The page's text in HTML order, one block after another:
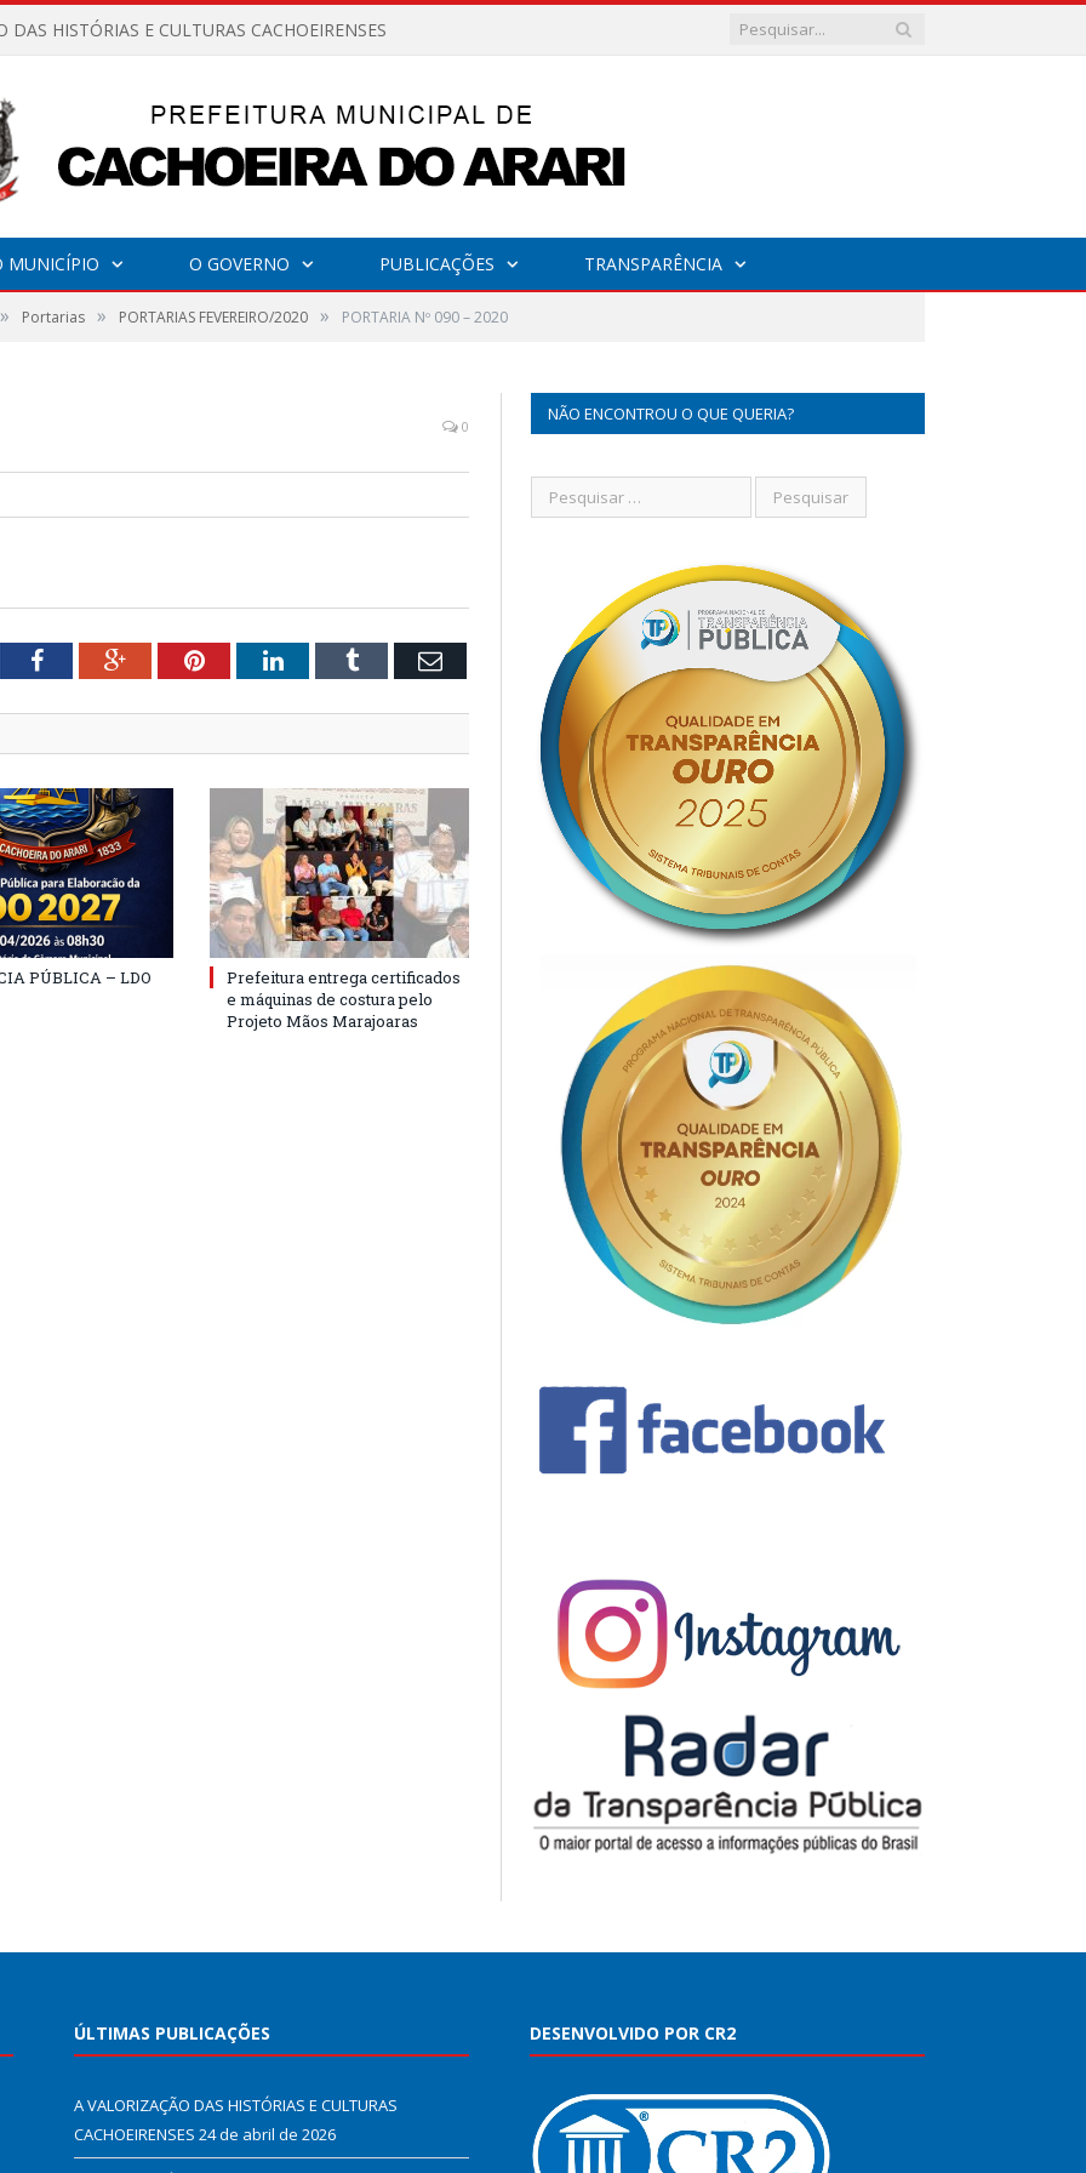
DAS HISTÓRIAS E CULTURAS CACHOEIRENSES
MUNICÍPIO O GOVERNO PUBLICAÇÕES TRANSPARÊNCIA
» Portarias » PORTARIAS FEVEREIRO/2020 » PORTARIA Nº 090 – 2020
0
FacebookGoogle+PinterestLinkedInTumblr Email
PÚBLICA – LDO
Prefeitura entrega certificados
e máquinas de costura pelo
Projeto Mãos Marajoaras
NÃO ENCONTROU O QUE QUERIA?
ÚLTIMAS PUBLICAÇÕES
A VALORIZAÇÃO DAS HISTÓRIAS E CULTURAS
CACHOEIRENSES 24 de abril de 2026
DESENVOLVIDO POR CR2